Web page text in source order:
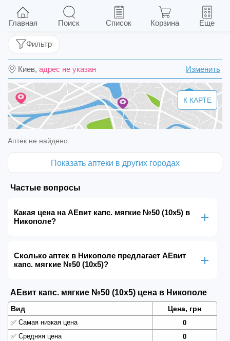
AEвит капс. мягкие №50 (10х5)
Киев, адрес не указан Изменить
Фильтр
К КАРТЕ
Аптек не найдено.
Показать аптеки в других городах
Частые вопросы
Какая цена на AEвит капс. мягкие №50 (10х5) в
Никополе?
Сколько аптек в Никополе предлагает AEвит
капс. мягкие №50 (10х5)?
AEвит капс. мягкие №50 (10х5) цена в Никополе
Вид Цена, грн
✅ Самая низкая цена
0
✅ Средняя цена
0
Главная Поиск Список Корзина Еще